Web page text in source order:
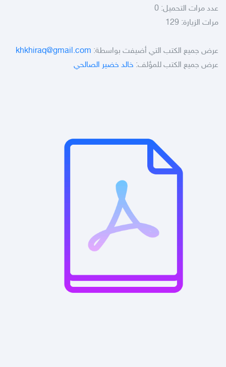
عدد مرات التحميل: 0
مرات الزيارة: 129
عرض جميع الكتب التي أضيفت بواسطة: khkhiraq@gmail.com
عرض جميع الكتب للمؤلف: خالد خضير الصالحي